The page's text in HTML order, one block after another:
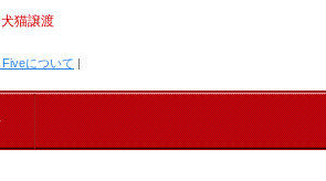
犬猫譲渡
Fiveについて |